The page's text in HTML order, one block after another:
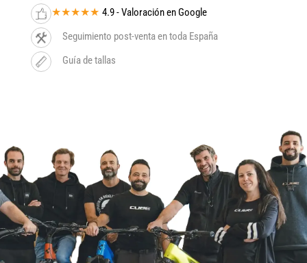
★★★★★ 4.9 - Valoración en Google
Seguimiento post-venta en toda España
Guía de tallas